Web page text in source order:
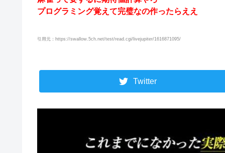
プログラミング覚えて完璧なの作ったらええ
引用元：https://swallow.5ch.net/test/read.cgi/livejupiter/1616871095/
Twitter